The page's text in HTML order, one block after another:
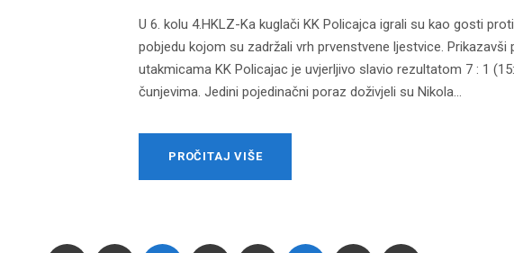
U 6. kolu 4.HKLZ-Ka kuglači KK Policajca igrali su kao gosti
pobjedu kojom su zadržali vrh prvenstvene ljestvice.
utakmicama KK Policajac je uvjerljivo slavio rezultatom 7 : 1
čunjevima. Jedini pojedinačni poraz doživjeli su Nikola...
PROČITAJ VIŠE